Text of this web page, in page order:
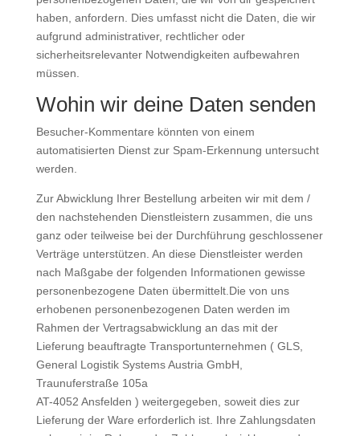
haben, anfordern. Dies umfasst nicht die Daten, die wir
aufgrund administrativer, rechtlicher oder
sicherheitsrelevanter Notwendigkeiten aufbewahren
müssen.
Wohin wir deine Daten senden
Besucher-Kommentare könnten von einem
automatisierten Dienst zur Spam-Erkennung untersucht
werden.
Zur Abwicklung Ihrer Bestellung arbeiten wir mit dem /
den nachstehenden Dienstleistern zusammen, die uns
ganz oder teilweise bei der Durchführung geschlossener
Verträge unterstützen. An diese Dienstleister werden
nach Maßgabe der folgenden Informationen gewisse
personenbezogene Daten übermittelt.Die von uns
erhobenen personenbezogenen Daten werden im
Rahmen der Vertragsabwicklung an das mit der
Lieferung beauftragte Transportunternehmen ( GLS,
General Logistik Systems Austria GmbH,
Traunuferstraße 105a
AT-4052 Ansfelden ) weitergegeben, soweit dies zur
Lieferung der Ware erforderlich ist. Ihre Zahlungsdaten